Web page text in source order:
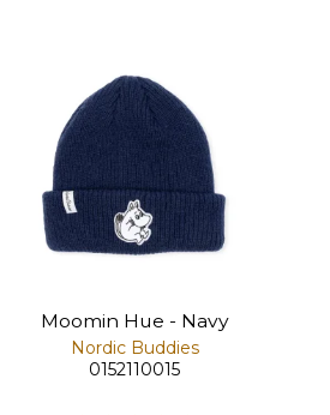
Moomin Hue - Navy
Nordic Buddies
0152110015